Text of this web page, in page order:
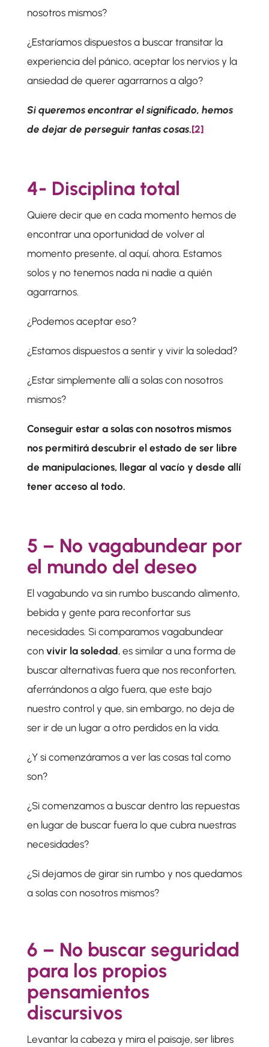
nosotros mismos?
¿Estaríamos dispuestos a buscar transitar la
experiencia del pánico, aceptar los nervios y la
ansiedad de querer agarrarnos a algo?
Si queremos encontrar el significado, hemos
de dejar de perseguir tantas cosas.[2]
4- Disciplina total
Quiere decir que en cada momento hemos de
encontrar una oportunidad de volver al
momento presente, al aquí, ahora. Estamos
solos y no tenemos nada ni nadie a quién
agarrarnos.
¿Podemos aceptar eso?
¿Estamos dispuestos a sentir y vivir la soledad?
¿Estar simplemente allí a solas con nosotros
mismos?
Conseguir estar a solas con nosotros mismos
nos permitirá descubrir el estado de ser libre
de manipulaciones, llegar al vacío y desde allí
tener acceso al todo.
5 – No vagabundear por
el mundo del deseo
El vagabundo va sin rumbo buscando alimento,
bebida y gente para reconfortar sus
necesidades. Si comparamos vagabundear
con vivir la soledad, es similar a una forma de
buscar alternativas fuera que nos reconforten,
aferrándonos a algo fuera, que este bajo
nuestro control y que, sin embargo, no deja de
ser ir de un lugar a otro perdidos en la vida.
¿Y si comenzáramos a ver las cosas tal como
son?
¿Si comenzamos a buscar dentro las repuestas
en lugar de buscar fuera lo que cubra nuestras
necesidades?
¿Si dejamos de girar sin rumbo y nos quedamos
a solas con nosotros mismos?
6 – No buscar seguridad
para los propios
pensamientos
discursivos
Levantar la cabeza y mira el paisaje, ser libres